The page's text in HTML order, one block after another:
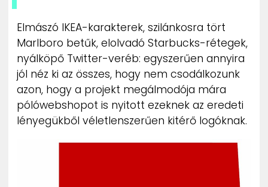
Elmászó IKEA-karakterek, szilánkosra tört
Marlboro betűk, elolvadó Starbucks-rétegek,
nyálköpő Twitter-veréb: egyszerűen annyira
jól néz ki az összes, hogy nem csodálkozunk
azon, hogy a projekt megálmodója mára
pólówebshopot is nyitott ezeknek az eredeti
lényegükből véletlenszerűen kitérő logóknak.